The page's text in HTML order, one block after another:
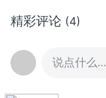
汪庄导游图
精彩评论 (4)
说点什么...